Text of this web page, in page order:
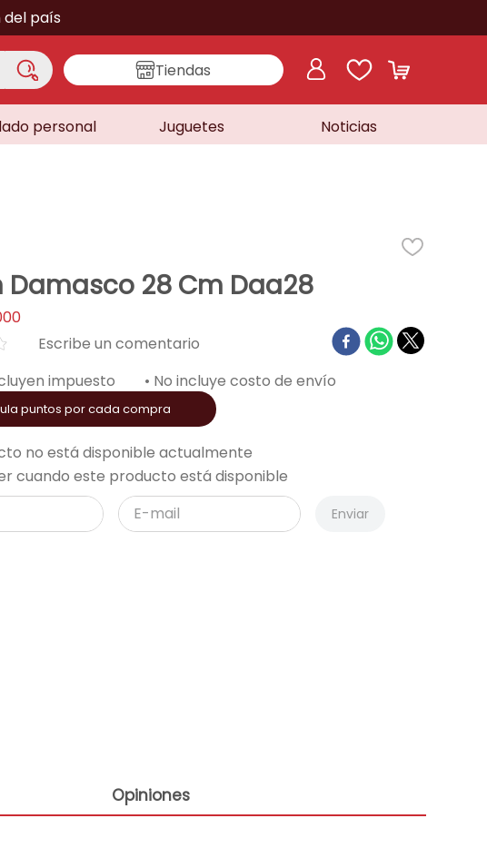
del país
Tiendas
personal Juguetes Noticias
Damasco 28 Cm Daa28
impuesto • No incluye costo de envío
puntos por cada compra
no está disponible actualmente
cuando este producto está disponible
Enviar
Opiniones